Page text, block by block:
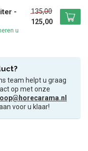
-
u
135,00
125,00
team helpt u graag
op met onze
voor u klaar!